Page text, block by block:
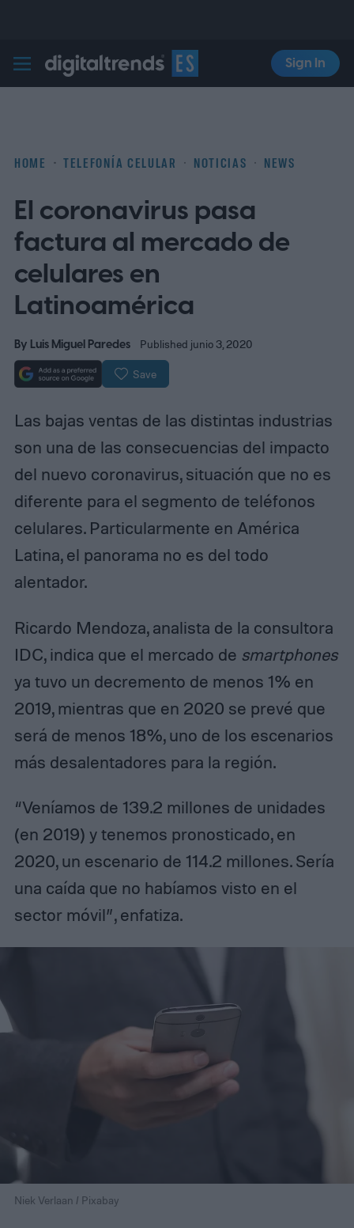
Digital Trends Español
Sign In
HOME TELEFONÍA CELULAR NOTICIAS NEWS
El coronavirus pasa
factura al mercado de
celulares en
Latinoamérica
By Luis Miguel Paredes Published junio 3, 2020
Save
Las bajas ventas de las distintas industrias
son una de las consecuencias del impacto
del nuevo coronavirus, situación que no es
diferente para el segmento de teléfonos
celulares. Particularmente en América
Latina, el panorama no es del todo
alentador.
Ricardo Mendoza, analista de la consultora
IDC, indica que el mercado de smartphones
ya tuvo un decremento de menos 1% en
2019, mientras que en 2020 se prevé que
será de menos 18%, uno de los escenarios
más desalentadores para la región.
“Veníamos de 139.2 millones de unidades
(en 2019) y tenemos pronosticado, en
2020, un escenario de 114.2 millones. Sería
una caída que no habíamos visto en el
sector móvil”, enfatiza.
Niek Verlaan / Pixabay